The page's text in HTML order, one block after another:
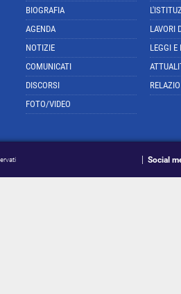
BIOGRAFIA
AGENDA
NOTIZIE
COMUNICATI
DISCORSI
FOTO/VIDEO
LAVORI
LEGGI E
Social